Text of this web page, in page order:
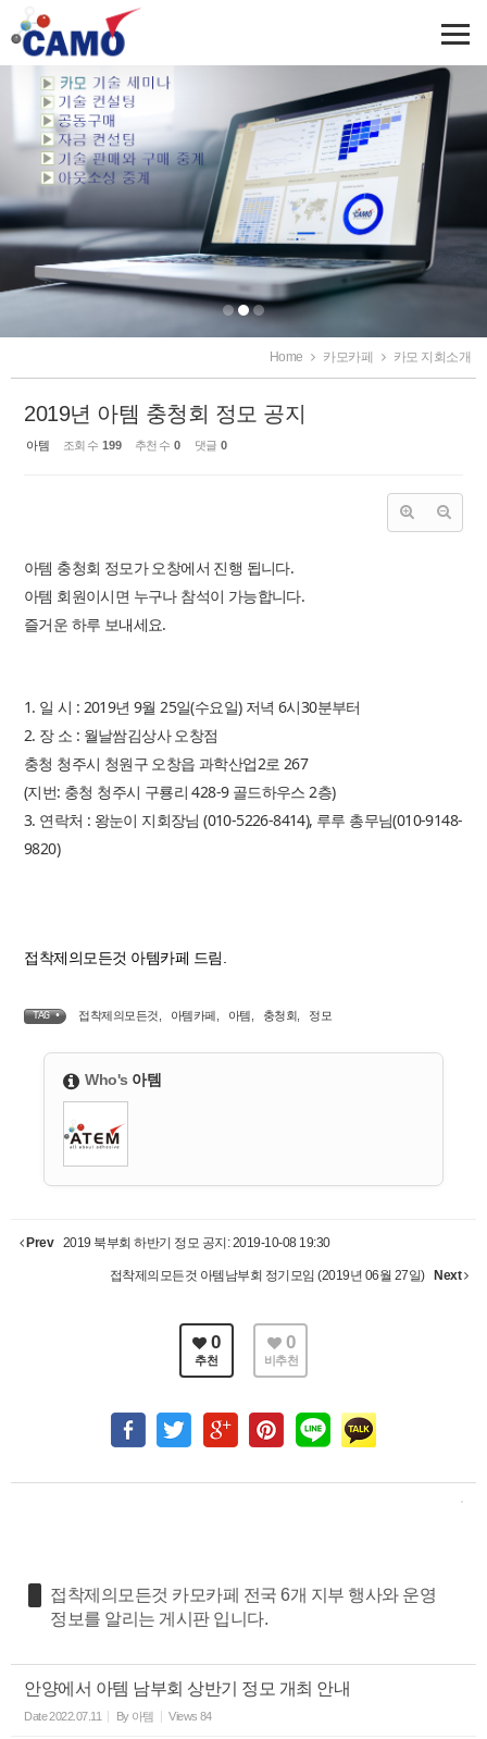
Home 카모카페 카모 지회소개
2019년 아템 충청회 정모 공지
아템 조회 수 199 추천 수 0 댓글 0
아템 충청회 정모가 오창에서 진행 됩니다.
아템 회원이시면 누구나 참석이 가능합니다.
즐거운 하루 보내세요.
1. 일 시 : 2019년 9월 25일(수요일) 저녁 6시30분부터
2. 장 소 : 월날쌈김상사 오창점
충청 청주시 청원구 오창읍 과학산업2로 267
(지번: 충청 청주시 구룡리 428-9 골드하우스 2층)
3. 연락처 : 왕눈이 지회장님 (010-5226-8414), 루루 총무님(010-9148-
9820)
접착제의모든것 아템카페 드림.
TAG • 접착제의모든것 아템카페 아템 충청회 정모
Who's 아템
Prev 2019 북부회 하반기 정모 공지: 2019-10-08 19:30
접착제의모든것 아템남부회 정기모임 (2019년 06월 27일) Next
0
추천
0
비추천
접착제의모든것 카모카페 전국 6개 지부 행사와 운영
정보를 알리는 게시판 입니다.
안양에서 아템 남부회 상반기 정모 개최 안내
Date2022.07.11 By 아템 Views 84